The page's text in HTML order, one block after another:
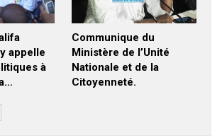
appelle
à
Communique du
Ministère de l’Unité
Nationale et de la
Citoyenneté.